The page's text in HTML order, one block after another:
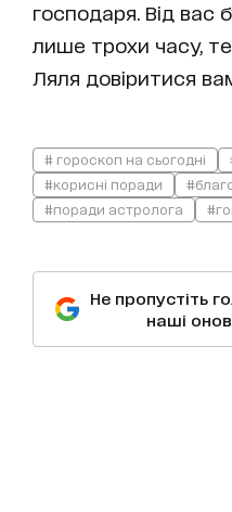
господаря. Від вас
лише трохи часу,
Ляля довіритися
# гороскоп на сьогодні
#корисні поради
#поради астролога
Не пропустіть
наші